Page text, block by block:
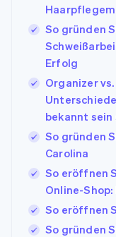
So gründen
Erfolg
Organizer
bekannt
So gründen
Carolina
So eröffnen
Online-
So eröffnen
So gründen